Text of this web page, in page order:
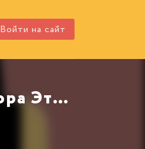
Войти на сайт
Аудиокнига Пингвины мистера Поппера автора Этуотер Ричард